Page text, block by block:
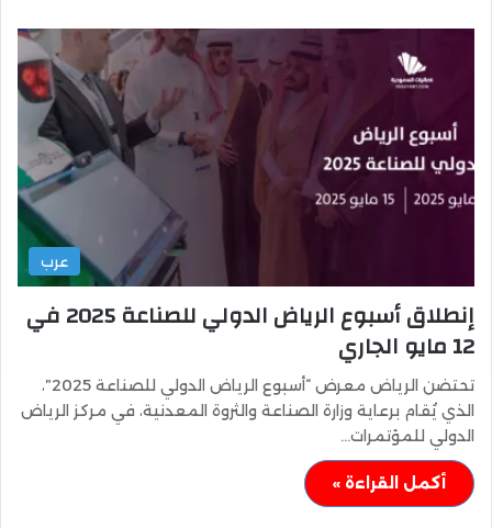
عرب
إنطلاق أسبوع الرياض الدولي للصناعة 2025 في
12 مايو الجاري
تحتضن الرياض معرض “أسبوع الرياض الدولي للصناعة 2025″،
الذي يُقام برعاية وزارة الصناعة والثروة المعدنية، في مركز الرياض
الدولي للمؤتمرات…
أكمل القراءة »